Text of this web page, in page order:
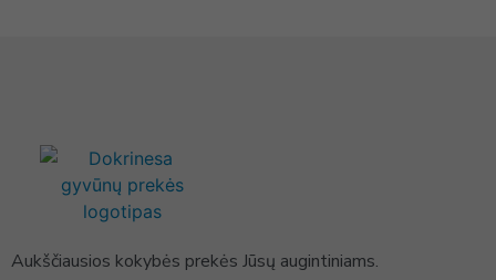
Aukščiausios kokybės prekės Jūsų augintiniams.